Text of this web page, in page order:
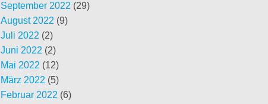
September 2022 (29)
August 2022 (9)
Juli 2022 (2)
Juni 2022 (2)
Mai 2022 (12)
März 2022 (5)
Februar 2022 (6)